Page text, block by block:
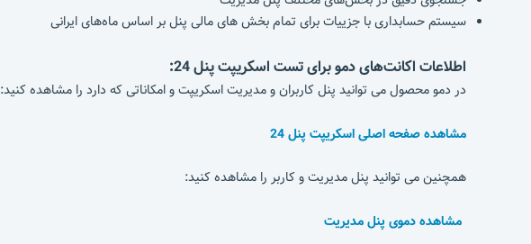
سیستم حسابداری با جزییات برای تمام بخش های مالی پنل بر اساس ماه‌های ایرانی
اطلاعات اکانت‌های دمو برای تست اسکریپت پنل 24:
در دمو محصول می توانید پنل کاربران و مدیریت اسکریپت و امکاناتی که دارد را مشاهده کنید:
مشاهده صفحه اصلی اسکریپت پنل 24
همچنین می توانید پنل مدیریت و کاربر را مشاهده کنید:
مشاهده دموی پنل مدیریت